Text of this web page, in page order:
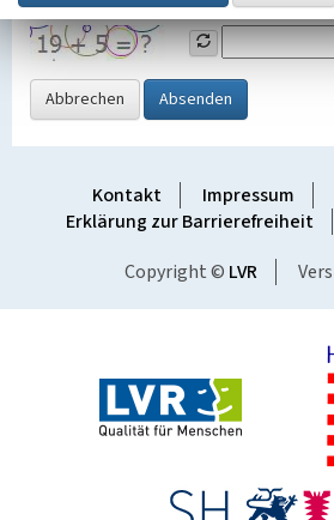
Grafik ein
Abbrechen Absenden
Kontakt Impressum
Erklärung zur Barrierefreiheit
Copyright © LVR